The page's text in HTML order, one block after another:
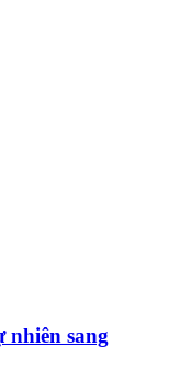
nhiên sang